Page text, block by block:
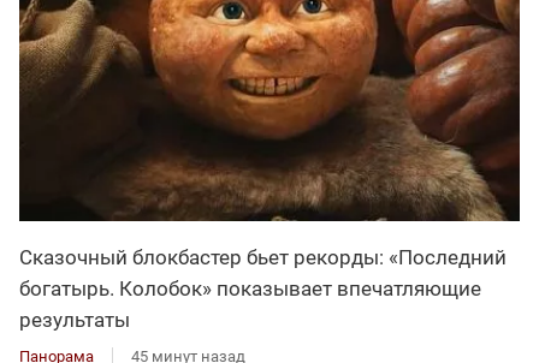
Сказочный блокбастер бьет рекорды: «Последний
богатырь. Колобок» показывает впечатляющие
результаты
Панорама 45 минут назад